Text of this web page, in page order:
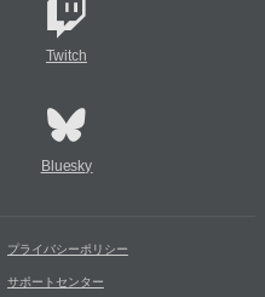
Twitch
Bluesky
プライバシーポリシー
サポートセンター